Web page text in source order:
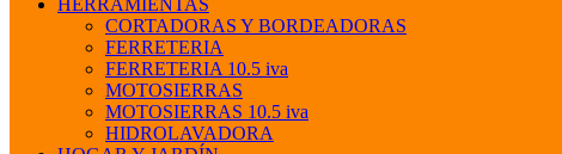
HERRAMIENTAS
CORTADORAS Y BORDEADORAS
FERRETERIA
FERRETERIA 10.5 iva
MOTOSIERRAS
MOTOSIERRAS 10.5 iva
HIDROLAVADORA